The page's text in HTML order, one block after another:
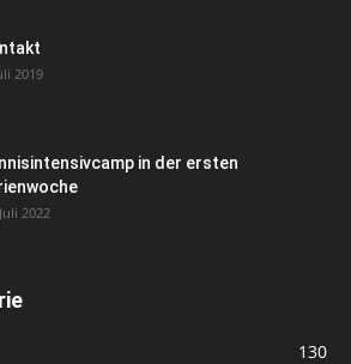
2019
in der ersten
2022
130